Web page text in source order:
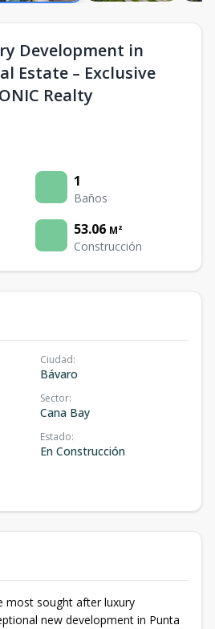
Development in
Estate – Exclusive
Realty
1
Baños
53.06 M²
Construcción
Ciudad:
Bávaro
Sector:
Cana Bay
Estado:
En Construcción
most sought after luxury
new development in Punta